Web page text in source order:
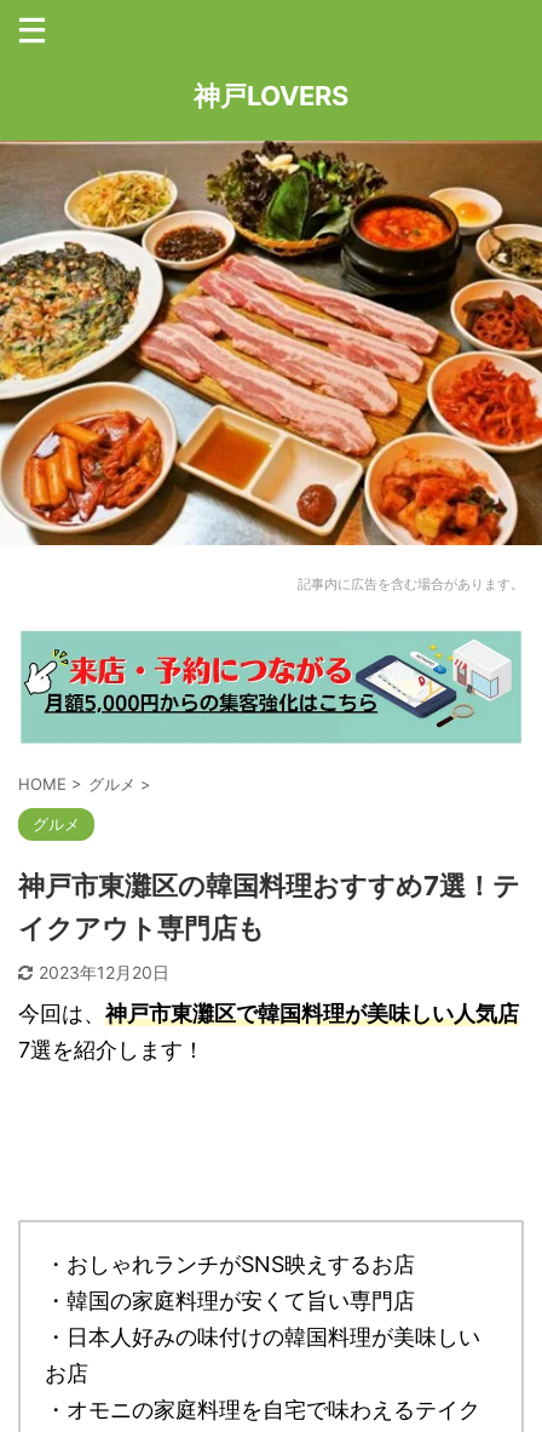
神戸LOVERS
記事内に広告を含む場合があります。
HOME > グルメ >
グルメ
神戸市東灘区の韓国料理おすすめ7選！テ
イクアウト専門店も
2023年12月20日
今回は、 神戸市東灘区で韓国料理が美味しい人気店
7選を紹介します！
・おしゃれランチがSNS映えするお店
・韓国の家庭料理が安くて旨い専門店
・日本人好みの味付けの韓国料理が美味しい
お店
・オモニの家庭料理を自宅で味わえるテイク